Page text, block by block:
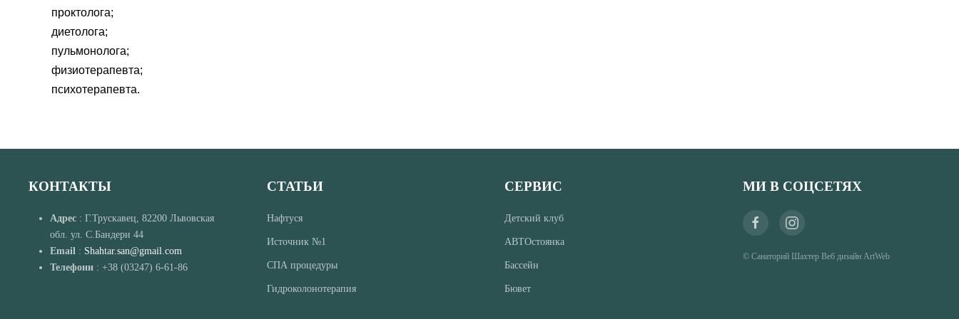
проктолога;
диетолога;
пульмонолога;
физиотерапевта;
психотерапевта.
КОНТАКТЫ
Адрес : Г.Трускавец, 82200 Львовская
обл. ул. С.Бандери 44
Email : Shahtar.san@gmail.com
Телефони : +38 (03247) 6-61-86
СТАТЬИ
Нафтуся
Источник №1
СПА процедуры
Гидроколонотерапия
СЕРВИС
Детский клуб
АВТОстоянка
Бассейн
Бювет
МИ В СОЦСЕТЯХ
© Санаторий Шахтер Веб дизайн ArtWeb